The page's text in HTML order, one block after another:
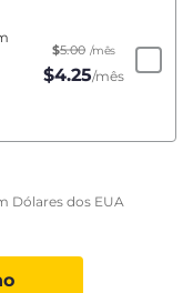
$5.00 /mês
$4.25/mês
Dólares dos EUA